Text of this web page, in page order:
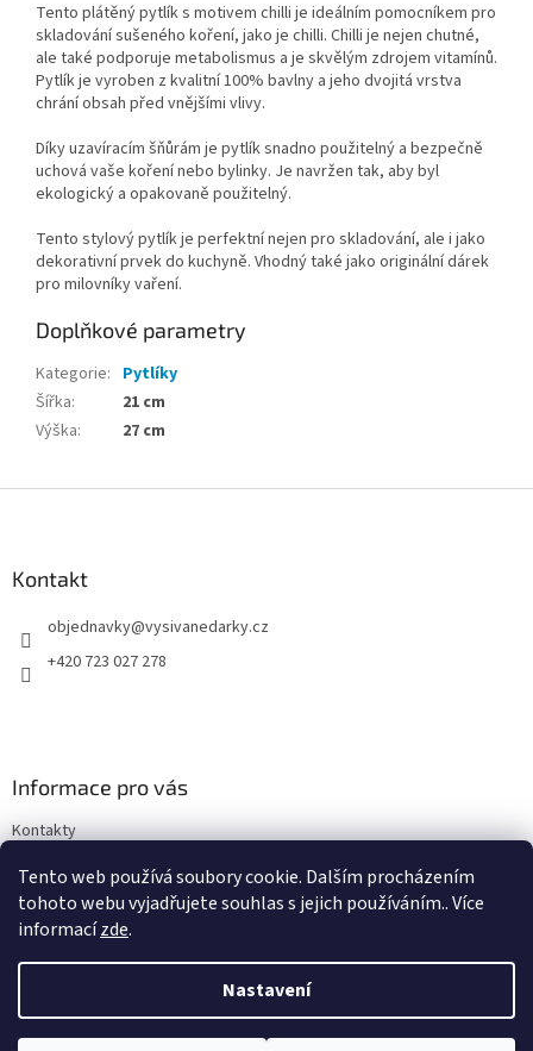
Tento web používá soubory cookie. Dalším procházením
tohoto webu vyjadřujete souhlas s jejich používáním.. Více
informacízde.
Nastavení
Tento plátěný pytlík s motivem chilli je ideálním pomocníkem pro
skladování sušeného koření, jako je chilli. Chilli je nejen chutné,
ale také podporuje metabolismus a je skvělým zdrojem vitamínů.
Pytlík je vyroben z kvalitní 100% bavlny a jeho dvojitá vrstva
chrání obsah před vnějšími vlivy.
Díky uzavíracím šňůrám je pytlík snadno použitelný a bezpečně
uchová vaše koření nebo bylinky. Je navržen tak, aby byl
ekologický a opakovaně použitelný.
Tento stylový pytlík je perfektní nejen pro skladování, ale i jako
dekorativní prvek do kuchyně. Vhodný také jako originální dárek
pro milovníky vaření.
Doplňkové parametry
Kategorie: Pytlíky
Šířka:
21 cm
Výška: 27 cm
Kontakt
objednavky@vysivanedarky.cz
+420 723 027 278
Informace pro vás
Kontakty
Podmínky ochrany osobních údajů
Vytvořil Shoptet